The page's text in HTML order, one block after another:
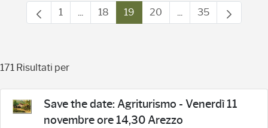
Pagina
1 ...Pagine intermedie Use TAB to navigate.
Pagina
18 Pagina
19 Pagina
20 ...Pagine intermedie
Pagina
35
171 Risultati per
Save the date: Agriturismo - Venerdì 11
novembre ore 14,30 Arezzo